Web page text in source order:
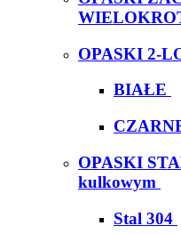
OPASKI 2-
BIAŁE
OPASKI
kulkowym
Stal 304